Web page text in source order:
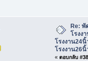
Re: พั
โรงง
โรงงาน24
โรงงาน26
« ตอบกลับ